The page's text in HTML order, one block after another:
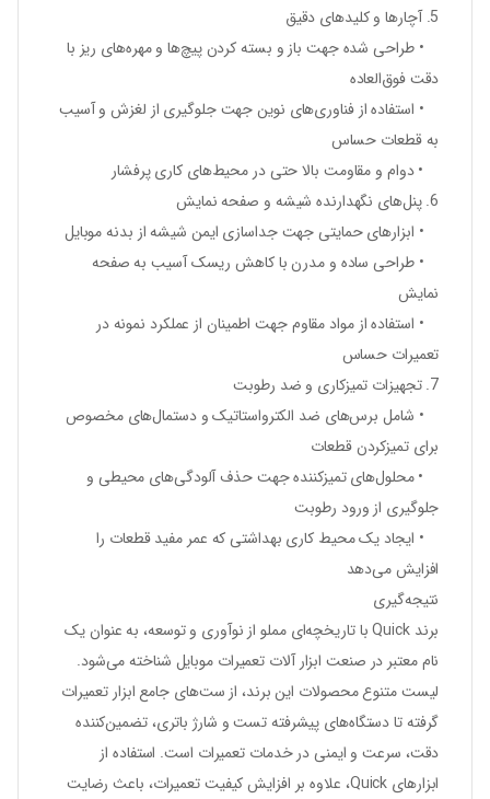
5. آچارها و کلیدهای دقیق
• طراحی شده جهت باز و بسته کردن پیچ‌ها و مهره‌های ریز با
دقت فوق‌العاده
• استفاده از فناوری‌های نوین جهت جلوگیری از لغزش و آسیب
به قطعات حساس
• دوام و مقاومت بالا حتی در محیط‌های کاری پرفشار
6. پنل‌های نگهدارنده شیشه و صفحه نمایش
• ابزارهای حمایتی جهت جداسازی ایمن شیشه از بدنه موبایل
• طراحی ساده و مدرن با کاهش ریسک آسیب به صفحه
نمایش
• استفاده از مواد مقاوم جهت اطمینان از عملکرد نمونه در
تعمیرات حساس
7. تجهیزات تمیزکاری و ضد رطوبت
• شامل برس‌های ضد الکترواستاتیک و دستمال‌های مخصوص
برای تمیزکردن قطعات
• محلول‌های تمیزکننده جهت حذف آلودگی‌های محیطی و
جلوگیری از ورود رطوبت
• ایجاد یک محیط کاری بهداشتی که عمر مفید قطعات را
افزایش می‌دهد
نتیجه‌گیری
برند Quick با تاریخچه‌ای مملو از نوآوری و توسعه، به عنوان یک
نام معتبر در صنعت ابزار آلات تعمیرات موبایل شناخته می‌شود.
لیست متنوع محصولات این برند، از ست‌های جامع ابزار تعمیرات
گرفته تا دستگاه‌های پیشرفته تست و شارژ باتری، تضمین‌کننده
دقت، سرعت و ایمنی در خدمات تعمیرات است. استفاده از
ابزارهای Quick، علاوه بر افزایش کیفیت تعمیرات، باعث رضایت